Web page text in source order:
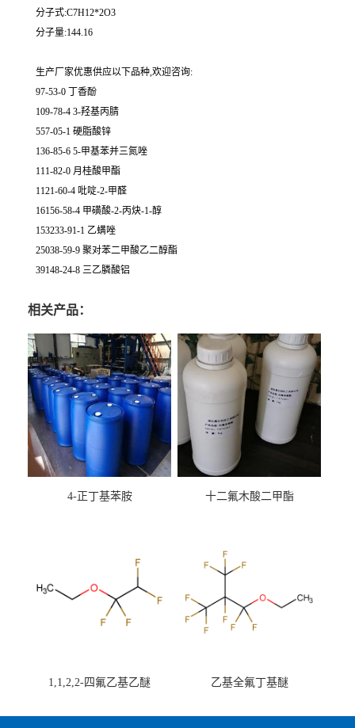
分子式:C7H12*2O3
分子量:144.16
生产厂家优惠供应以下品种,欢迎咨询:
97-53-0 丁香酚
109-78-4 3-羟基丙腈
557-05-1 硬脂酸锌
136-85-6 5-甲基苯并三氮唑
111-82-0 月桂酸甲酯
1121-60-4 吡啶-2-甲醛
16156-58-4 甲磺酸-2-丙炔-1-醇
153233-91-1 乙螨唑
25038-59-9 聚对苯二甲酸乙二醇酯
39148-24-8 三乙膦酸铝
相关产品：
4-正丁基苯胺 十二氟木酸二甲酯
1,1,2,2-四氟乙基乙醚 乙基全氟丁基醚